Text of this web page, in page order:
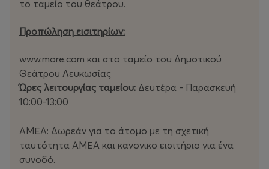
τόπο εμφάνισης και πολιτικής έκφρασης, εξερευνώντας
κοινωνικοπολιτικές διαστάσεις της ταυτότητας,
τη δραματουργό Ροδιά Βόμβολου. Έργα της έχουν
παρουσιαστεί στην Κύπρο, την Ιταλία και το Ηνωμένο
Βασίλειο, σε συνεργασία με φορείς όπως το
Θέατρο Ριάλτο, οι Στέγες Χορού Λεμεσού και
Πινακοθήκη Majestic, καθώς και
τα The Place και Rich Mix στο Λονδίνο.
το ταμείο του θεάτρου.
Προπώληση εισιτηρίων:
www.more.com και στο ταμείο του Δημοτικού
Θεάτρου Λευκωσίας
Ώρες λειτουργίας ταμείου: Δευτέρα - Παρασκευή
10:00-13:00
ΑΜΕΑ: Δωρεάν για το άτομο με τη σχετική
ταυτότητα ΑΜΕΑ και κανονικο εισιτήριο για ένα
συνοδό.